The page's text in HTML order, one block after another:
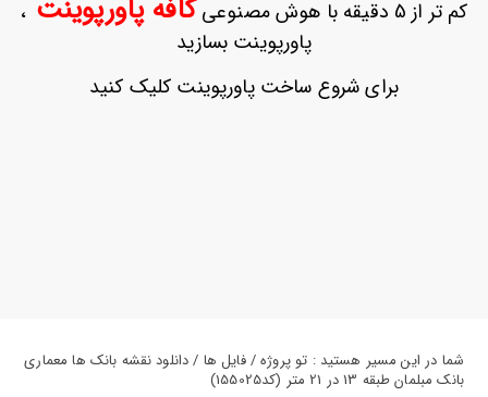
ثبت
بازیابی
کم تر از 5 دقیقه با هوش مصنوعی کافه پاورپوینت ،
پاورپوینت بسازید
برای شروع ساخت پاورپوینت کلیک کنید
شما در این مسیر هستید : تو پروژه / فایل ها / دانلود نقشه بانک ها معماری
بانک مبلمان طبقه 13 در 21 متر (کد155025)